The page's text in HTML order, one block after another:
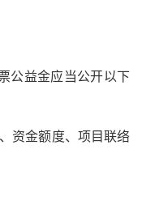
益金应当公开以下
金额度、项目联络